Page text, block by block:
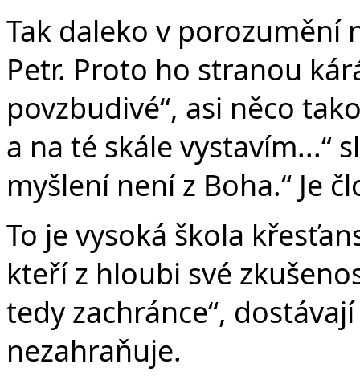
Tak daleko v porozumění
Petr. Proto ho stranou
povzbudivé“, asi něco
a na té skále vystavím...“
myšlení není z Boha.“ Je
To je vysoká škola
kteří z hloubi své
tedy zachránce“,
nezahraňuje.